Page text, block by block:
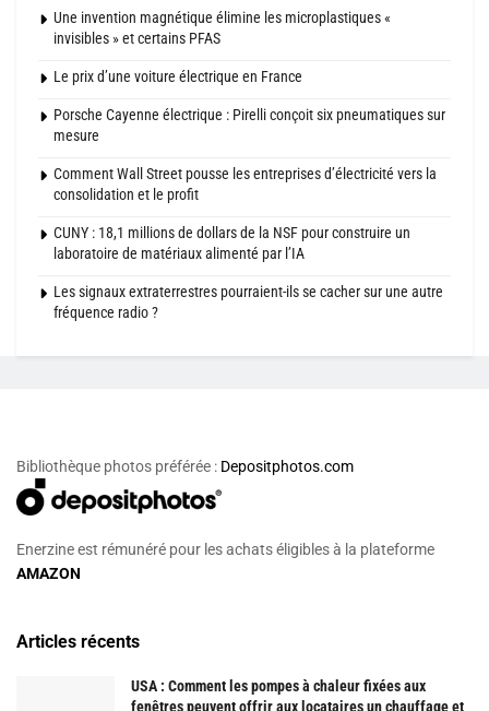
Une invention magnétique élimine les microplastiques «
invisibles » et certains PFAS
Le prix d’une voiture électrique en France
Porsche Cayenne électrique : Pirelli conçoit six pneumatiques sur
mesure
Comment Wall Street pousse les entreprises d’électricité vers la
consolidation et le profit
CUNY : 18,1 millions de dollars de la NSF pour construire un
laboratoire de matériaux alimenté par l’IA
Les signaux extraterrestres pourraient-ils se cacher sur une autre
fréquence radio ?
Bibliothèque photos préférée : Depositphotos.com
Enerzine est rémunéré pour les achats éligibles à la plateforme
AMAZON
Articles récents
USA : Comment les pompes à chaleur fixées aux
fenêtres peuvent offrir aux locataires un chauffage et